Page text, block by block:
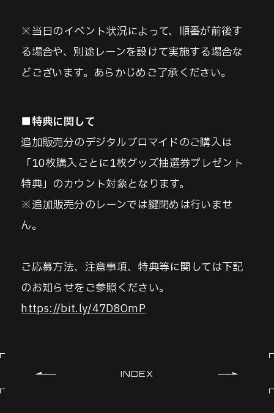
※当日のイベント状況によって、順番が前後す
る場合や、別途レーンを設けて実施する場合な
どございます。あらかじめご了承ください。
■特典に関して
追加販売分のデジタルブロマイドのご購入は
「10枚購入ごとに1枚グッズ抽選券プレゼント
特典」のカウント対象となります。
※追加販売分のレーンでは鍵閉めは行いませ
ん。
ご応募方法、注意事項、特典等に関しては下記
のお知らせをご参照ください。
https://bit.ly/47D8OmP
INDEX